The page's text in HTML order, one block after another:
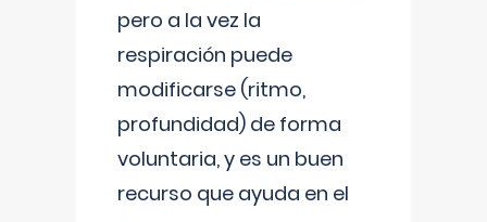
pero a la vez la
respiración puede
modificarse (ritmo,
profundidad) de forma
voluntaria, y es un buen
recurso que ayuda en el